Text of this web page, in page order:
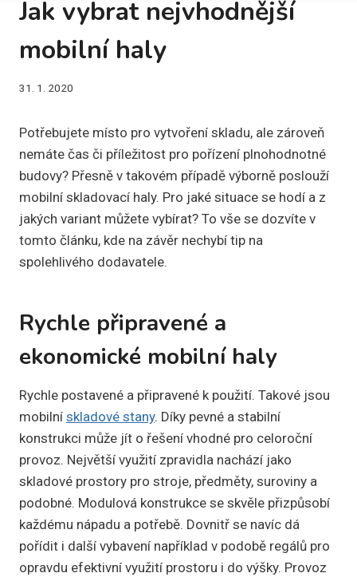
Jak vybrat nejvhodnější
mobilní haly
31. 1. 2020
Potřebujete místo pro vytvoření skladu, ale zároveň
nemáte čas či příležitost pro pořízení plnohodnotné
budovy? Přesně v takovém případě výborně poslouží
mobilní skladovací haly. Pro jaké situace se hodí a z
jakých variant můžete vybírat? To vše se dozvíte v
tomto článku, kde na závěr nechybí tip na
spolehlivého dodavatele.
Rychle připravené a
ekonomické mobilní haly
Rychle postavené a připravené k použití. Takové jsou
mobilní skladové stany. Díky pevné a stabilní
konstrukci může jít o řešení vhodné pro celoroční
provoz. Největší využití zpravidla nachází jako
skladové prostory pro stroje, předměty, suroviny a
podobné. Modulová konstrukce se skvěle přizpůsobí
každému nápadu a potřebě. Dovnitř se navíc dá
pořídit i další vybavení například v podobě regálů pro
opravdu efektivní využití prostoru i do výšky. Provoz